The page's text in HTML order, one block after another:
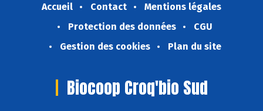
Accueil Contact
Mentions légales
Protection des données
CGU
Gestion des cookies
Plan du site
Biocoop Croq'bio Sud